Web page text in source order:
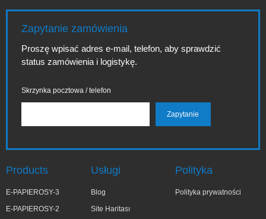
Zapytanie zamówienia
Proszę wpisać adres e-mail, telefon, aby sprawdzić
status zamówienia i logistykę.
Skrzynka pocztowa / telefon
Products
E-PAPIEROSY-3
E-PAPIEROSY-2
Usługi
Blog
Site Haritası
Polityka
Polityka prywatności